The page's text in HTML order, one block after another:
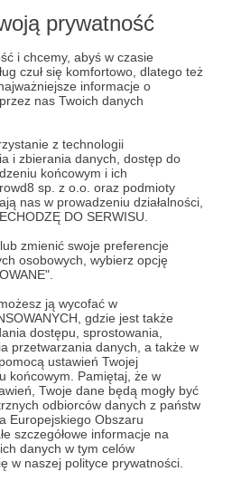
prywatność
i chcemy, abyś w czasie
czuł się komfortowo, dlatego też
informacje o
nas Twoich danych
z technologii
i zbierania danych, dostęp do
końcowym i ich
sp. z o.o. oraz podmioty
nas w prowadzeniu działalności,
DO SERWISU.
zmienić swoje preferencje
osobowych, wybierz opcję
ją wycofać w
gdzie jest także
dostępu, sprostowania,
przetwarzania danych, a także w
ustawień Twojej
końcowym. Pamiętaj, że w
Twoje dane będą mogły być
odbiorców danych z państw
Europejskiego Obszaru
szczegółowe informacje na
danych w tym celów
w naszej polityce prywatności.
jest pusta
jeszcze żadnych postów
Patronów!
AutoraRadio BESTjuż teraz!
Patronem